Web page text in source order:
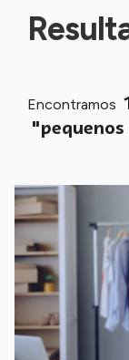
Encontramos